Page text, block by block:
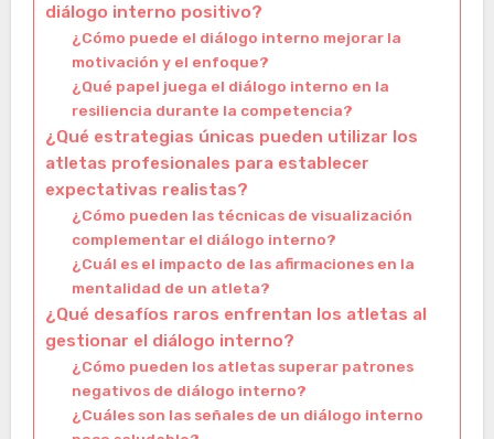
diálogo interno positivo?
¿Cómo puede el diálogo interno mejorar la
motivación y el enfoque?
¿Qué papel juega el diálogo interno en la
resiliencia durante la competencia?
¿Qué estrategias únicas pueden utilizar los
atletas profesionales para establecer
expectativas realistas?
¿Cómo pueden las técnicas de visualización
complementar el diálogo interno?
¿Cuál es el impacto de las afirmaciones en la
mentalidad de un atleta?
¿Qué desafíos raros enfrentan los atletas al
gestionar el diálogo interno?
¿Cómo pueden los atletas superar patrones
negativos de diálogo interno?
¿Cuáles son las señales de un diálogo interno